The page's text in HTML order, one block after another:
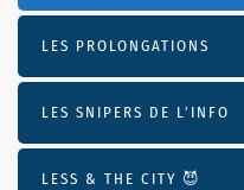
LES PROLONGATIONS
LES SNIPERS DE L’INFO
LESS & THE CITY 😈